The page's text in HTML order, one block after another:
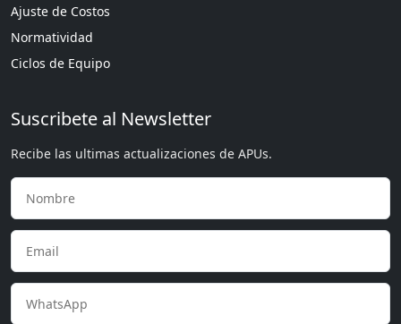
Ajuste de Costos
Normatividad
Ciclos de Equipo
Suscribete al Newsletter
Recibe las ultimas actualizaciones de APUs.